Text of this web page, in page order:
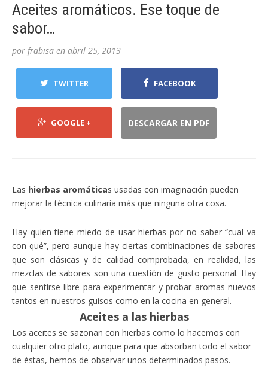
Aceites aromáticos. Ese toque de
sabor…
por frabisa en abril 25, 2013
TWITTER FACEBOOK
GOOGLE + DESCARGAR EN PDF
Las hierbas aromáticas usadas con imaginación pueden
mejorar la técnica culinaria más que ninguna otra cosa.
Hay quien tiene miedo de usar hierbas por no saber “cual va
con qué”, pero aunque hay ciertas combinaciones de sabores
que son clásicas y de calidad comprobada, en realidad, las
mezclas de sabores son una cuestión de gusto personal. Hay
que sentirse libre para experimentar y probar aromas nuevos
tantos en nuestros guisos como en la cocina en general.
Aceites a las hierbas
Los aceites se sazonan con hierbas como lo hacemos con
cualquier otro plato, aunque para que absorban todo el sabor
de éstas, hemos de observar unos determinados pasos.